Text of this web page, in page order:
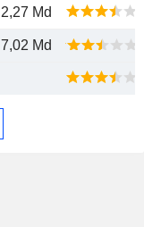
2,27 Md
7,02 Md